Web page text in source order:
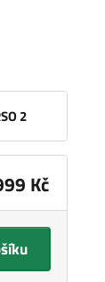
2
Kč